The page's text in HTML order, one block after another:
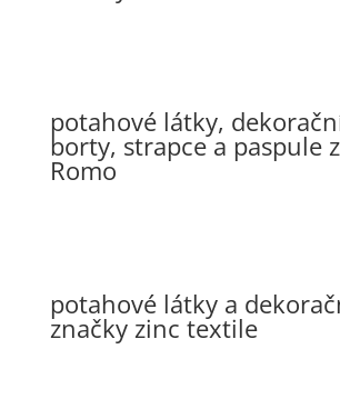
potahové látky,
borty, strapce a paspule
Romo
potahové látky a
značky zinc textile